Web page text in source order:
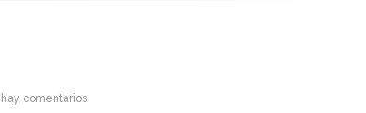
hay comentarios